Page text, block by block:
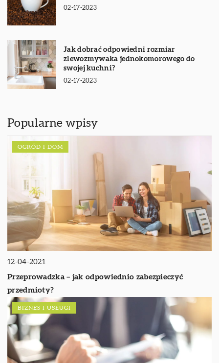
02-17-2023
Jak dobrać odpowiedni rozmiar
zlewozmywaka jednokomorowego do
swojej kuchni?
02-17-2023
Popularne wpisy
OGRÓD I DOM
12-04-2021
Przeprowadzka – jak odpowiednio zabezpieczyć
przedmioty?
BIZNES I USŁUGI